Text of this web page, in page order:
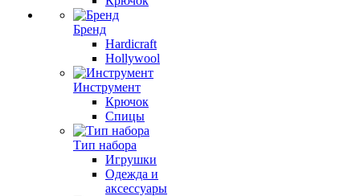
Бренд
Hardicraft
Hollywool
Инструмент
Крючок
Спицы
Тип набора
Игрушки
Одежда и
аксессуары